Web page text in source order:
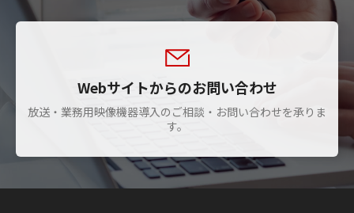
Webサイトからのお問い合わせ
放送・業務用映像機器導入のご相談・お問い合わせを承りま
す。